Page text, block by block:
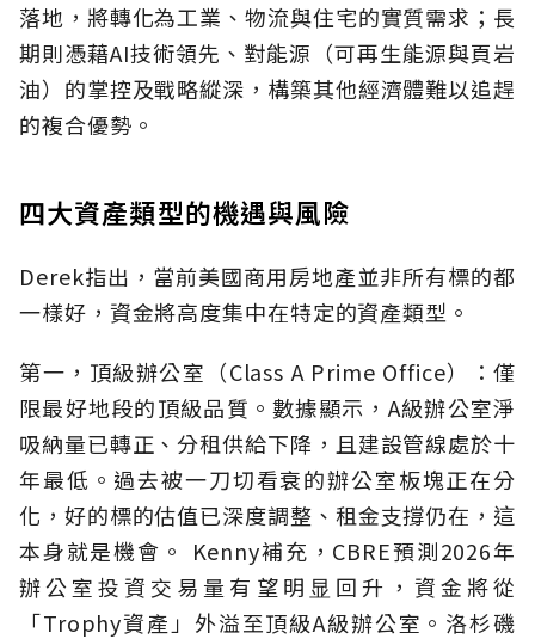
落地，將轉化為工業、物流與住宅的實質需求；長
期則憑藉AI技術領先、對能源（可再生能源與頁岩
油）的掌控及戰略縱深，構築其他經濟體難以追趕
的複合優勢。
四大資產類型的機遇與風險
Derek指出，當前美國商用房地產並非所有標的都
一樣好，資金將高度集中在特定的資產類型。
第一，頂級辦公室（Class A Prime Office）：僅
限最好地段的頂級品質。數據顯示，A級辦公室淨
吸納量已轉正、分租供給下降，且建設管線處於十
年最低。過去被一刀切看衰的辦公室板塊正在分
化，好的標的估值已深度調整、租金支撐仍在，這
本身就是機會。 Kenny補充，CBRE預測2026年
辦公室投資交易量有望明显回升，資金將從
「Trophy資產」外溢至頂級A級辦公室。洛杉磯